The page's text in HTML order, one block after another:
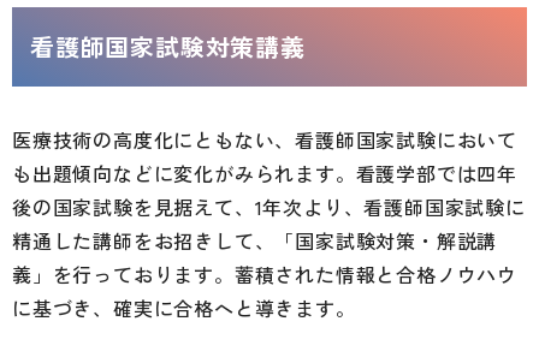
看護師国家試験対策講義
医療技術の高度化にともない、看護師国家試験において
も出題傾向などに変化がみられます。看護学部では四年
後の国家試験を見据えて、1年次より、看護師国家試験に
精通した講師をお招きして、「国家試験対策・解説講
義」を行っております。蓄積された情報と合格ノウハウ
に基づき、確実に合格へと導きます。